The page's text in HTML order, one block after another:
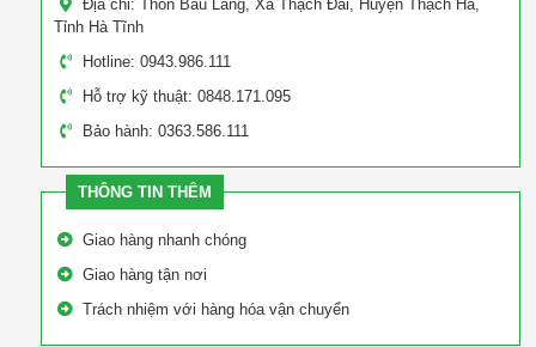
Địa chỉ: Thôn Bàu Láng, Xã Thạch Đài, Huyện Thạch Hà,
Tỉnh Hà Tĩnh
Hotline: 0943.986.111
Hỗ trợ kỹ thuật: 0848.171.095
Bảo hành: 0363.586.111
THÔNG TIN THÊM
Giao hàng nhanh chóng
Giao hàng tận nơi
Trách nhiệm với hàng hóa vận chuyển